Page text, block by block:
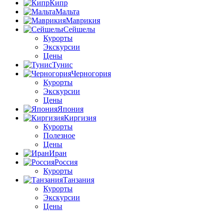
Кипр
Мальта
Маврикия
Сейшелы
Курорты
Экскурсии
Цены
Тунис
Черногория
Курорты
Экскурсии
Цены
Япония
Киргизия
Курорты
Полезное
Цены
Иран
Россия
Курорты
Танзания
Курорты
Экскурсии
Цены